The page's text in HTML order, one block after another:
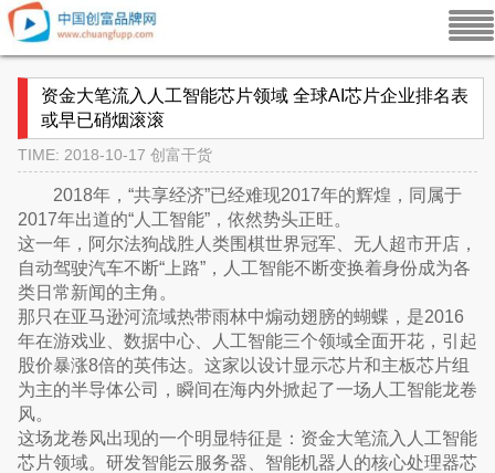
资金大笔流入人工智能芯片领域 全球AI芯片企业排名表
或早已硝烟滚滚
TIME: 2018-10-17 创富干货
2018年，“共享经济”已经难现2017年的辉煌，同属于
2017年出道的“人工智能”，依然势头正旺。
这一年，阿尔法狗战胜人类围棋世界冠军、无人超市开店，
自动驾驶汽车不断“上路”，人工智能不断变换着身份成为各
类日常新闻的主角。
那只在亚马逊河流域热带雨林中煽动翅膀的蝴蝶，是2016
年在游戏业、数据中心、人工智能三个领域全面开花，引起
股价暴涨8倍的英伟达。这家以设计显示芯片和主板芯片组
为主的半导体公司，瞬间在海内外掀起了一场人工智能龙卷
风。
这场龙卷风出现的一个明显特征是：资金大笔流入人工智能
芯片领域。研发智能云服务器、智能机器人的核心处理器芯